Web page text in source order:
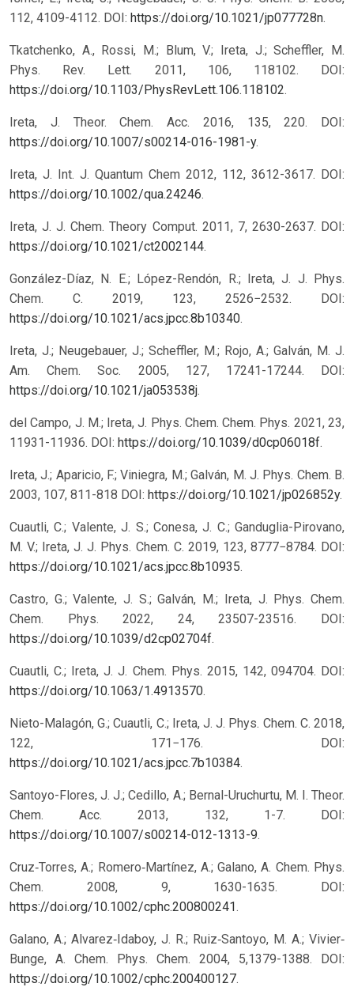
112, 4109-4112. DOI: https://doi.org/10.1021/jp077728n.
Tkatchenko, A., Rossi, M.; Blum, V.; Ireta, J.; Scheffler, M.
Phys. Rev. Lett. 2011, 106, 118102. DOI:
https://doi.org/10.1103/PhysRevLett.106.118102.
Ireta, J. Theor. Chem. Acc. 2016, 135, 220. DOI:
https://doi.org/10.1007/s00214-016-1981-y.
Ireta, J. Int. J. Quantum Chem 2012, 112, 3612-3617. DOI:
https://doi.org/10.1002/qua.24246.
Ireta, J. J. Chem. Theory Comput. 2011, 7, 2630-2637. DOI:
https://doi.org/10.1021/ct2002144.
González-Díaz, N. E.; López-Rendón, R.; Ireta, J. J. Phys.
Chem. C. 2019, 123, 2526−2532. DOI:
https://doi.org/10.1021/acs.jpcc.8b10340.
Ireta, J.; Neugebauer, J.; Scheffler, M.; Rojo, A.; Galván, M. J.
Am. Chem. Soc. 2005, 127, 17241-17244. DOI:
https://doi.org/10.1021/ja053538j.
del Campo, J. M.; Ireta, J. Phys. Chem. Chem. Phys. 2021, 23,
11931-11936. DOI: https://doi.org/10.1039/d0cp06018f.
Ireta, J.; Aparicio, F.; Viniegra, M.; Galván, M. J. Phys. Chem. B.
2003, 107, 811-818 DOI: https://doi.org/10.1021/jp026852y.
Cuautli, C.; Valente, J. S.; Conesa, J. C.; Ganduglia-Pirovano,
M. V.; Ireta, J. J. Phys. Chem. C. 2019, 123, 8777−8784. DOI:
https://doi.org/10.1021/acs.jpcc.8b10935.
Castro, G.; Valente, J. S.; Galván, M.; Ireta, J. Phys. Chem.
Chem. Phys. 2022, 24, 23507-23516. DOI:
https://doi.org/10.1039/d2cp02704f.
Cuautli, C.; Ireta, J. J. Chem. Phys. 2015, 142, 094704. DOI:
https://doi.org/10.1063/1.4913570.
Nieto-Malagón, G.; Cuautli, C.; Ireta, J. J. Phys. Chem. C. 2018,
122, 171−176. DOI:
https://doi.org/10.1021/acs.jpcc.7b10384.
Santoyo-Flores, J. J.; Cedillo, A.; Bernal-Uruchurtu, M. I. Theor.
Chem. Acc. 2013, 132, 1-7. DOI:
https://doi.org/10.1007/s00214-012-1313-9.
Cruz‐Torres, A.; Romero‐Martínez, A.; Galano, A. Chem. Phys.
Chem. 2008, 9, 1630-1635. DOI:
https://doi.org/10.1002/cphc.200800241.
Galano, A.; Alvarez‐Idaboy, J. R.; Ruiz‐Santoyo, M. A.; Vivier‐
Bunge, A. Chem. Phys. Chem. 2004, 5,1379-1388. DOI:
https://doi.org/10.1002/cphc.200400127.